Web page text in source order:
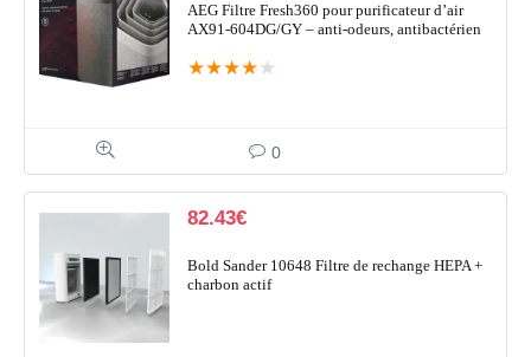
AEG Filtre Fresh360 pour purificateur d’air
AX91-604DG/GY – anti-odeurs, antibactérien
★★★★ ★
0
82.43€
Bold Sander 10648 Filtre de rechange HEPA +
charbon actif